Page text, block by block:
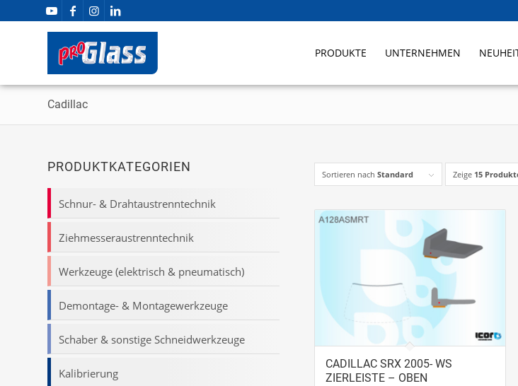
PRODUKTE UNTERNEHMEN
Cadillac
Sortieren nach Standard Zeige 15
CADILLAC SRX 2005- WS
ZIERLEISTE – OBEN
PRODUKTKATEGORIEN
Schnur- & Drahtaustrenntechnik
Ziehmesseraustrenntechnik
Werkzeuge (elektrisch & pneumatisch)
Demontage- & Montagewerkzeuge
Schaber & sonstige Schneidwerkzeuge
Kalibrierung